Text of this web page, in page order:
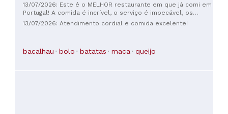
13/07/2026: Este é o MELHOR restaurante em que já comi em
Portugal! A comida é incrível, o serviço é impecável, os
funcionários são super simpáticos e tudo a um preço muito
13/07/2026: Atendimento cordial e comida excelente!
bacalhau bolo batatas maca queijo